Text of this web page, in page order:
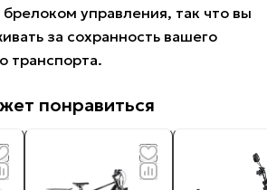
управления, так что вы
за сохранность вашего
транспорта.
понравиться